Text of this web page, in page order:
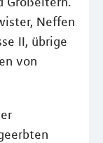
Neffen
II, übrige
von